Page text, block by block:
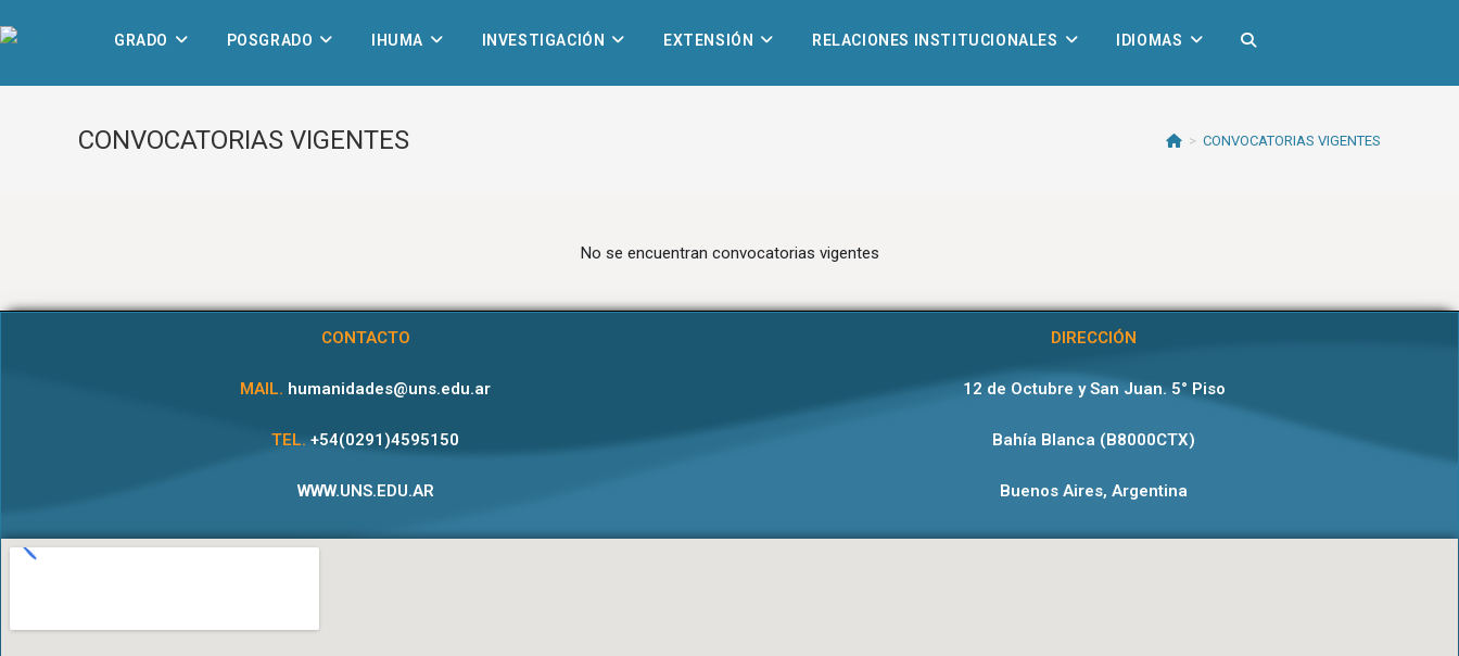
GRADO POSGRADO IHUMA INVESTIGACIÓN EXTENSIÓN RELACIONES INSTITUCIONALES IDIOMAS
CONVOCATORIAS VIGENTES > CONVOCATORIAS VIGENTES
No se encuentran convocatorias vigentes
CONTACTO
MAIL. humanidades@uns.edu.ar
TEL.+54(0291)4595150
WWW.UNS.EDU.AR
DIRECCIÓN
12 de Octubre y San Juan. 5° Piso
Bahía Blanca (B8000CTX)
Buenos Aires, Argentina